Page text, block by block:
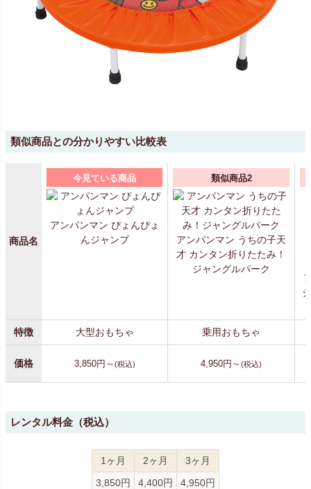
類似商品との分かりやすい比較表
商品名
今見ている商品
アンパンマン ぴょんぴょ
んジャンプ
類似商品2
アンパンマン うちの子天
才 カンタン折りたたみ！
ジャングルパーク
特徴 大型おもちゃ 乗用おもちゃ
価格 3,850円～ (税込) 4,950円～ (税込)
レンタル料金（税込）
1ヶ月 2ヶ月
3ヶ月
3,850円
4,400円 4,950円